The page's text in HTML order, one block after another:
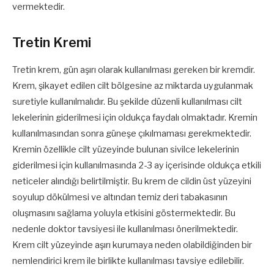
vermektedir.
Tretin Kremi
Tretin krem, gün aşırı olarak kullanılması gereken bir kremdir.
Krem, şikayet edilen cilt bölgesine az miktarda uygulanmak
suretiyle kullanılmalıdır. Bu şekilde düzenli kullanılması cilt
lekelerinin giderilmesi için oldukça faydalı olmaktadır. Kremin
kullanılmasından sonra güneşe çıkılmaması gerekmektedir.
Kremin özellikle cilt yüzeyinde bulunan sivilce lekelerinin
giderilmesi için kullanılmasında 2-3 ay içerisinde oldukça etkili
neticeler alındığı belirtilmiştir. Bu krem de cildin üst yüzeyini
soyulup dökülmesi ve altından temiz deri tabakasının
oluşmasını sağlama yoluyla etkisini göstermektedir. Bu
nedenle doktor tavsiyesi ile kullanılması önerilmektedir.
Krem cilt yüzeyinde aşırı kurumaya neden olabildiğinden bir
nemlendirici krem ile birlikte kullanılması tavsiye edilebilir.